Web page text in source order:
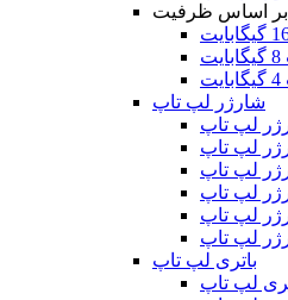
اساس ظرفیت
شارژر لپ تاپ
باتری لپ تاپ